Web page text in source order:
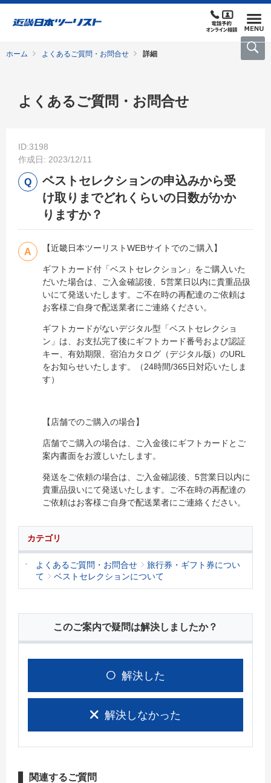
ホーム よくあるご質問・お問合せ 詳細
よくあるご質問・お問合せ
ID:3198
作成日: 2023/12/11
ベストセレクションの申込みから受
け取りまでどれくらいの日数がかか
りますか？
【近畿日本ツーリストWEBサイトでのご購入】
ギフトカード付「ベストセレクション」をご購入いた
だいた場合は、ご入金確認後、5営業日以内に貴重品扱
いにて発送いたします。ご不在時の再配達のご依頼は
お客様ご自身で配送業者にご連絡ください。
ギフトカードがないデジタル型「ベストセレクショ
ン」は、お支払完了後にギフトカード番号および認証
キー、有効期限、宿泊カタログ（デジタル版）のURL
をお知らせいたします。（24時間/365日対応いたしま
す）
【店舗でのご購入の場合】
店舗でご購入の場合は、ご入金後にギフトカードとご
案内書面をお渡しいたします。
発送をご依頼の場合は、ご入金確認後、5営業日以内に
貴重品扱いにて発送いたします。ご不在時の再配達の
ご依頼はお客様ご自身で配送業者にご連絡ください。
カテゴリ
よくあるご質問・お問合せ
旅行券・ギフト券につい
て
ベストセレクションについて
このご案内で疑問は解決しましたか？
解決した
解決しなかった
関連するご質問